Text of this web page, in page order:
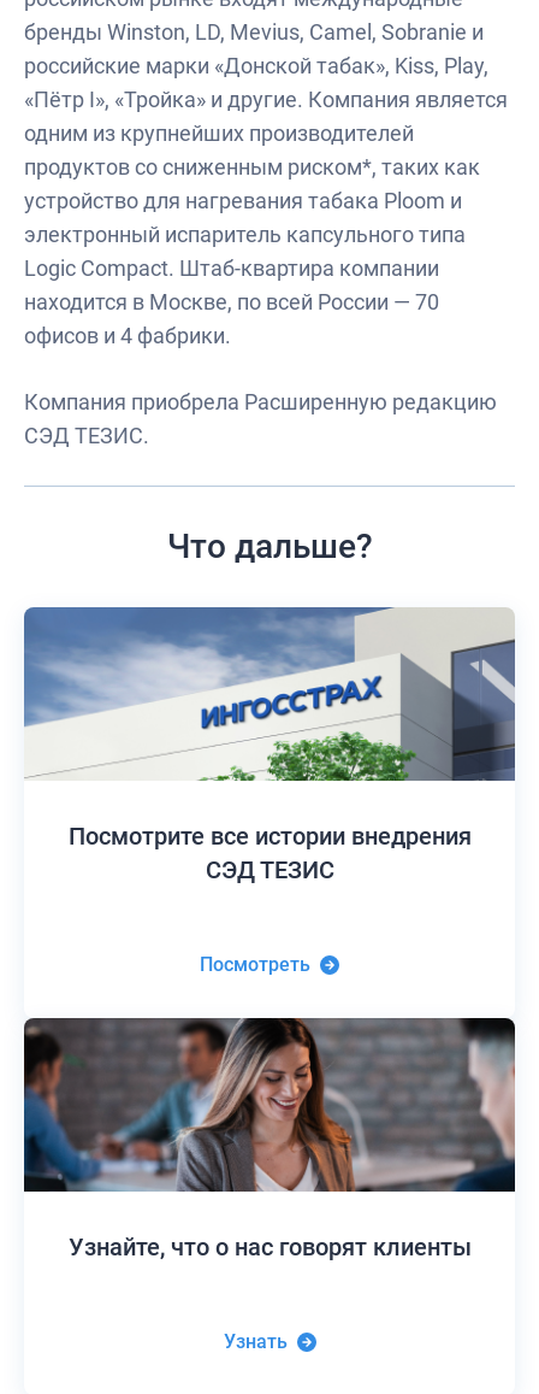
бренды Winston, LD, Mevius, Camel, Sobranie и
российские марки «Донской табак», Kiss, Play,
«Пётр I», «Тройка» и другие. Компания является
одним из крупнейших производителей
продуктов со сниженным риском*, таких как
устройство для нагревания табака Ploom и
электронный испаритель капсульного типа
Logic Compact. Штаб-квартира компании
находится в Москве, по всей России — 70
офисов и 4 фабрики.
Компания приобрела Расширенную редакцию
СЭД ТЕЗИС.
Что дальше?
Посмотрите все историивнедрения
СЭД ТЕЗИС
Посмотреть
Узнайте,что о нас говорят клиенты
Узнать